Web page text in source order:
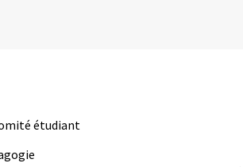
étudiant